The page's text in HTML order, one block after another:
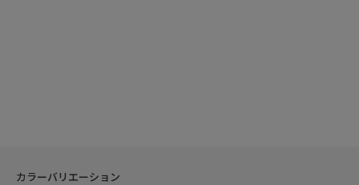
カラーバリエーション